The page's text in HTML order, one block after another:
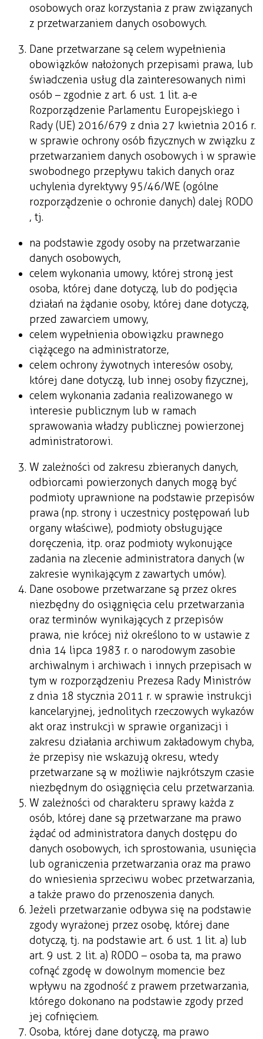
osobowych oraz korzystania z praw związanych
z przetwarzaniem danych osobowych.
Dane przetwarzane są celem wypełnienia
obowiązków nałożonych przepisami prawa, lub
świadczenia usług dla zainteresowanych nimi
osób – zgodnie z art. 6 ust. 1 lit. a-e
Rozporządzenie Parlamentu Europejskiego i
Rady (UE) 2016/679 z dnia 27 kwietnia 2016 r.
w sprawie ochrony osób fizycznych w związku z
przetwarzaniem danych osobowych i w sprawie
swobodnego przepływu takich danych oraz
uchylenia dyrektywy 95/46/WE (ogólne
rozporządzenie o ochronie danych) dalej RODO
, tj.
na podstawie zgody osoby na przetwarzanie
danych osobowych,
celem wykonania umowy, której stroną jest
osoba, której dane dotyczą, lub do podjęcia
działań na żądanie osoby, której dane dotyczą,
przed zawarciem umowy,
celem wypełnienia obowiązku prawnego
ciążącego na administratorze,
celem ochrony żywotnych interesów osoby,
której dane dotyczą, lub innej osoby fizycznej,
celem wykonania zadania realizowanego w
interesie publicznym lub w ramach
sprawowania władzy publicznej powierzonej
administratorowi.
W zależności od zakresu zbieranych danych,
odbiorcami powierzonych danych mogą być
podmioty uprawnione na podstawie przepisów
prawa (np. strony i uczestnicy postępowań lub
organy właściwe), podmioty obsługujące
doręczenia, itp. oraz podmioty wykonujące
zadania na zlecenie administratora danych (w
zakresie wynikającym z zawartych umów).
Dane osobowe przetwarzane są przez okres
niezbędny do osiągnięcia celu przetwarzania
oraz terminów wynikających z przepisów
prawa, nie krócej niż określono to w ustawie z
dnia 14 lipca 1983 r. o narodowym zasobie
archiwalnym i archiwach i innych przepisach w
tym w rozporządzeniu Prezesa Rady Ministrów
z dnia 18 stycznia 2011 r. w sprawie instrukcji
kancelaryjnej, jednolitych rzeczowych wykazów
akt oraz instrukcji w sprawie organizacji i
zakresu działania archiwum zakładowym chyba,
że przepisy nie wskazują okresu, wtedy
przetwarzane są w możliwie najkrótszym czasie
niezbędnym do osiągnięcia celu przetwarzania.
W zależności od charakteru sprawy każda z
osób, której dane są przetwarzane ma prawo
żądać od administratora danych dostępu do
danych osobowych, ich sprostowania, usunięcia
lub ograniczenia przetwarzania oraz ma prawo
do wniesienia sprzeciwu wobec przetwarzania,
a także prawo do przenoszenia danych.
Jeżeli przetwarzanie odbywa się na podstawie
zgody wyrażonej przez osobę, której dane
dotyczą, tj. na podstawie art. 6 ust. 1 lit. a) lub
art. 9 ust. 2 lit. a) RODO – osoba ta, ma prawo
cofnąć zgodę w dowolnym momencie bez
wpływu na zgodność z prawem przetwarzania,
którego dokonano na podstawie zgody przed
jej cofnięciem.
Osoba, której dane dotyczą, ma prawo